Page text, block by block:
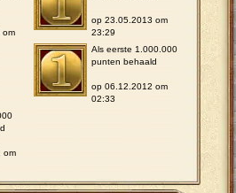
om
op 23.05.2013 om
23:29
Als eerste 1.000.000
punten behaald
op 06.12.2012 om
02:33
om